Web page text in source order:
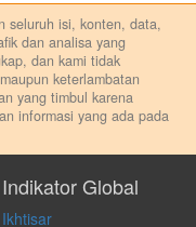
seluruh isi, konten, data,
dan analisa yang
dan kami tidak
keterlambatan
yang timbul karena
informasi yang ada pada
rekomendasi untuk
yang terkait dengan
bertanggung jawab
Indikator Global
Ikhtisar